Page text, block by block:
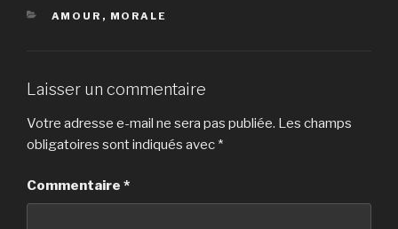
CATÉGORIES
AMOUR , MORALE
Laisser un commentaire
Votre adresse e-mail ne sera pas publiée. Les champs
obligatoires sont indiqués avec *
Commentaire *